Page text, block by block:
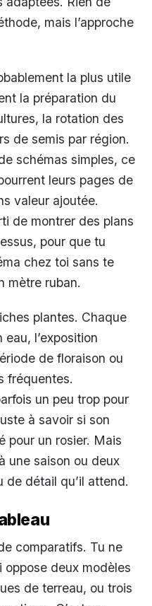
mais l’approche
la plus utile
la préparation du
la rotation des
de semis par région.
schémas simples, ce
leurs pages de
valeur ajoutée.
de montrer des plans
pour que tu
chez toi sans te
mètre ruban.
plantes. Chaque
l’exposition
de floraison ou
fréquentes.
un peu trop pour
à savoir si son
pour un rosier. Mais
une saison ou deux
de détail qu’il attend.
comparatifs. Tu ne
oppose deux modèles
de terreau, ou trois